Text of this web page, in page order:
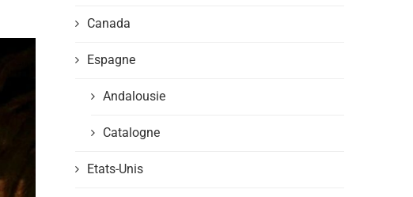
Canada
Espagne
Andalousie
Catalogne
Etats-Unis